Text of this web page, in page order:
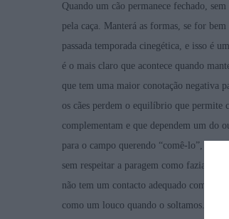
Quando um cão permanece fechado,
pela caça. Manterá as formas, se for
passada temporada cinegética, e isso é
é o mais claro que acontece quando
que tem uma maior conotação negativa
os cães perdem o equilíbrio que permite
complementam e que dependem um do
para o campo querendo “comê-lo”, mas
sem respeitar a paragem como fazia na
não tem um contacto adequado com o
como um louco quando o soltamos. Irá